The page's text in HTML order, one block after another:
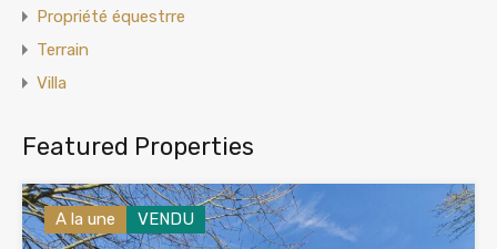
Propriété équestrre
Terrain
Villa
Featured Properties
A la une VENDU